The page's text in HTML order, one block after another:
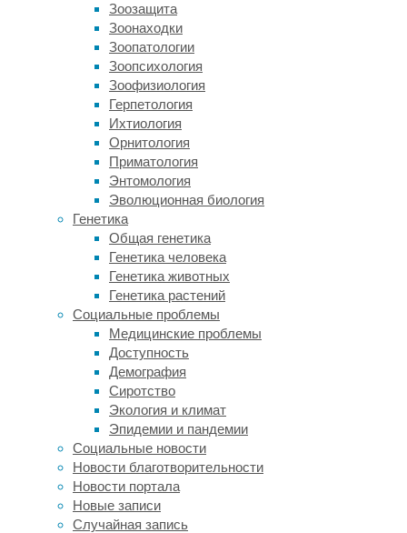
Зоозащита
Зоонаходки
Зоопатологии
Зоопсихология
Зоофизиология
Герпетология
Ихтиология
Орнитология
Приматология
Энтомология
Эволюционная биология
Генетика
Общая генетика
Генетика человека
Генетика животных
Генетика растений
Социальные проблемы
Медицинские проблемы
Доступность
Демография
Сиротство
Экология и климат
Эпидемии и пандемии
Социальные новости
Новости благотворительности
Новости портала
Новые записи
Случайная запись
значит,
он
их
попытается
истребить.
Решением
здесь
стали
так
называемые
индуцированные
стволовые
клетки:
их
получают
из
«взрослых»
специализированных
клеток,
которых
помощью
молекулярного
трюка
заставляют
вспомнить
«детство»,